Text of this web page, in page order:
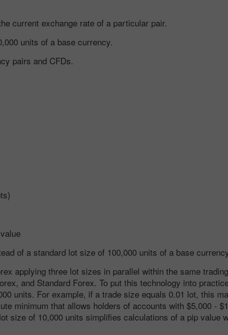
current exchange rate of a particular pair.
units of a base currency.
pairs and CFDs.
of a standard lot size of 100,000 units of a base
applying three lot sizes in parallel within the same
and Standard Forex. To put this technology into
units. For example, if a trade size equals 0.01 lot, this
minimum that allows holders of accounts with $5,000 -
size of 10,000 units simplifies calculations of a pip value